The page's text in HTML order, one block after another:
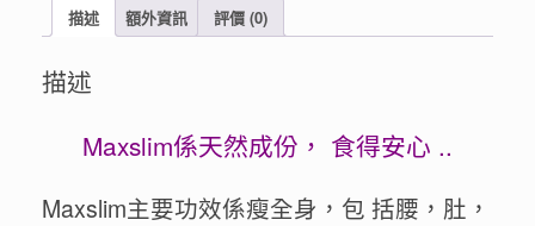
身
數
量
描述 額外資訊 評價 (0)
描述
Maxslim係天然成份， 食得安心 ..
Maxslim主要功效係瘦全身，包 括腰，肚，